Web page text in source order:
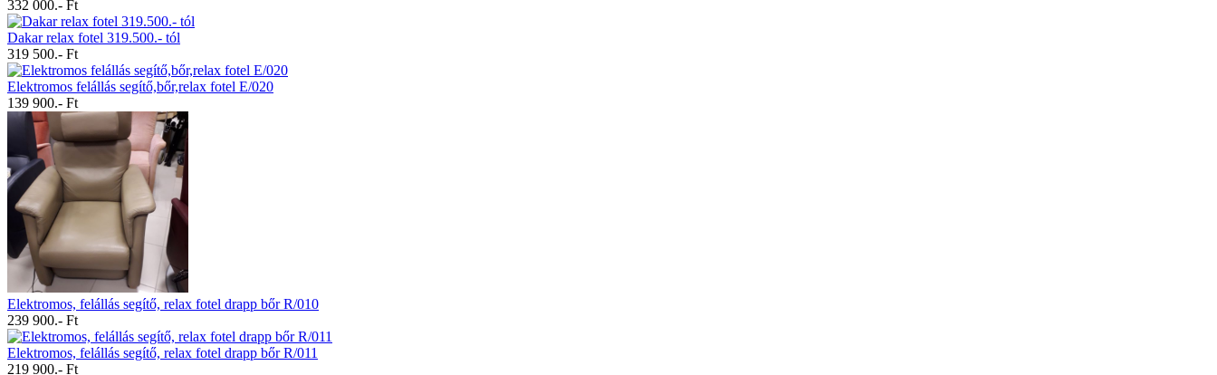
332 000.- Ft
Dakar relax fotel 319.500.- tól
319 500.- Ft
Elektromos felállás segítő,bőr,relax fotel E/020
139 900.- Ft
Elektromos, felállás segítő, relax fotel drapp bőr R/010
239 900.- Ft
Elektromos, felállás segítő, relax fotel drapp bőr R/011
219 900.- Ft